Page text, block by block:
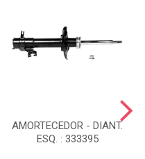
AMORTECEDOR - DIANT.
ESQ. : 333395